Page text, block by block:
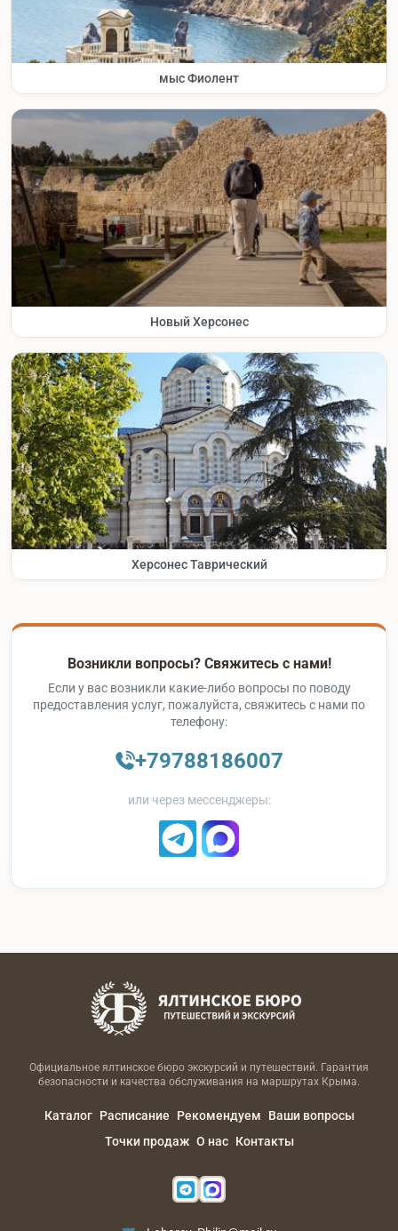
мыс Фиолент
Новый Херсонес
Херсонес Таврический
Возникли вопросы? Свяжитесь с нами!
Если у вас возникли какие-либо вопросы по поводу
предоставления услуг, пожалуйста, свяжитесь с нами по
телефону:
+79788186007
или через мессенджеры:
Официальное ялтинское бюро экскурсий и путешествий. Гарантия
безопасности и качества обслуживания на маршрутах Крыма.
Каталог Расписание Рекомендуем
Ваши вопросы
Точки продаж О нас Контакты